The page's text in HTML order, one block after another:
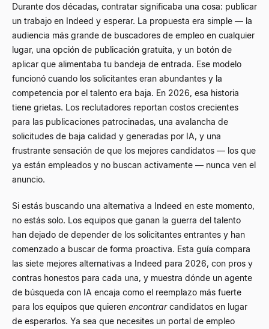
Durante dos décadas, contratar significaba una cosa: publicar
un trabajo en Indeed y esperar. La propuesta era simple — la
audiencia más grande de buscadores de empleo en cualquier
lugar, una opción de publicación gratuita, y un botón de
aplicar que alimentaba tu bandeja de entrada. Ese modelo
funcionó cuando los solicitantes eran abundantes y la
competencia por el talento era baja. En 2026, esa historia
tiene grietas. Los reclutadores reportan costos crecientes
para las publicaciones patrocinadas, una avalancha de
solicitudes de baja calidad y generadas por IA, y una
frustrante sensación de que los mejores candidatos — los que
ya están empleados y no buscan activamente — nunca ven el
anuncio.
Si estás buscando una alternativa a Indeed en este momento,
no estás solo. Los equipos que ganan la guerra del talento
han dejado de depender de los solicitantes entrantes y han
comenzado a buscar de forma proactiva. Esta guía compara
las siete mejores alternativas a Indeed para 2026, con pros y
contras honestos para cada una, y muestra dónde un agente
de búsqueda con IA encaja como el reemplazo más fuerte
para los equipos que quieren encontrarcandidatos en lugar
de esperarlos. Ya sea que necesites un portal de empleo